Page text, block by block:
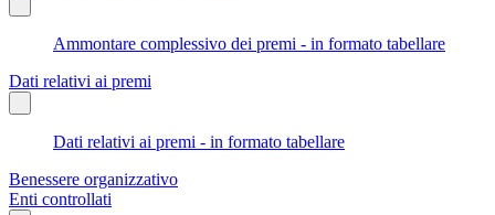
Ammontare complessivo dei premi - in formato tabellare
Dati relativi ai premi
Dati relativi ai premi - in formato tabellare
Benessere organizzativo
Enti controllati